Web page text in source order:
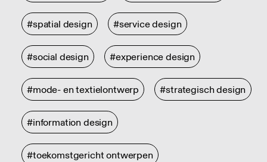
#spatial design #service design
#social design #experience design
#mode- en textielontwerp #strategisch design
#information design
#toekomstgericht ontwerpen